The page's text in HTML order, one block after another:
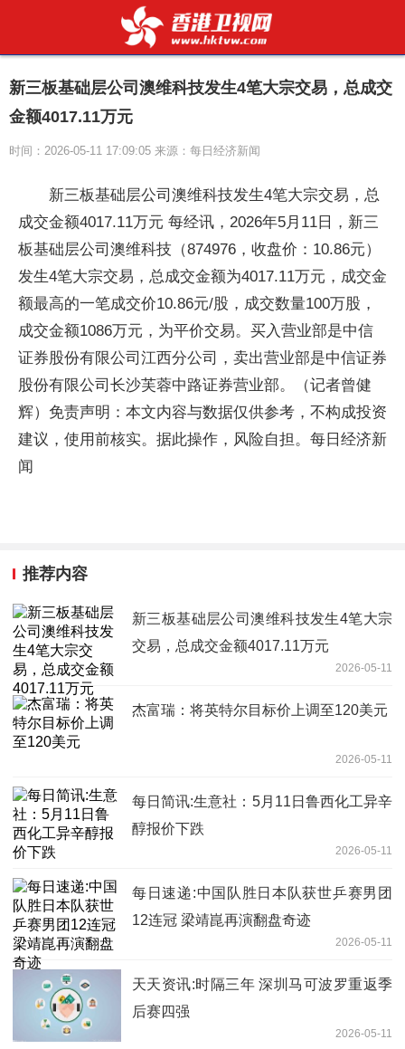
新三板基础层公司澳维科技发生4笔大宗交易，总成交
金额4017.11万元
时间：2026-05-11 17:09:05 来源：每日经济新闻
新三板基础层公司澳维科技发生4笔大宗交易，总
成交金额4017.11万元 每经讯，2026年5月11日，新三
板基础层公司澳维科技（874976，收盘价：10.86元）
发生4笔大宗交易，总成交金额为4017.11万元，成交金
额最高的一笔成交价10.86元/股，成交数量100万股，
成交金额1086万元，为平价交易。买入营业部是中信
证券股份有限公司江西分公司，卖出营业部是中信证券
股份有限公司长沙芙蓉中路证券营业部。（记者曾健
辉）免责声明：本文内容与数据仅供参考，不构成投资
建议，使用前核实。据此操作，风险自担。每日经济新
闻
推荐内容
新三板基础层公司澳维科技发生4笔大宗
交易，总成交金额4017.11万元
2026-05-11
杰富瑞：将英特尔目标价上调至120美元
2026-05-11
每日简讯:生意社：5月11日鲁西化工异辛
醇报价下跌
2026-05-11
每日速递:中国队胜日本队获世乒赛男团
12连冠 梁靖崑再演翻盘奇迹
2026-05-11
天天资讯:时隔三年 深圳马可波罗重返季
后赛四强
2026-05-11